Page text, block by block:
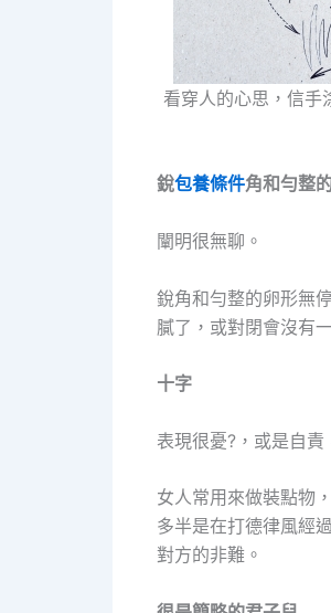
看穿人的心思，信手
銳包養條件角和勻整
闡明很無聊。
銳角和勻整的卵形無
膩了，或對閉會沒有
十字
表現很憂?，或是自責
女人常用來做裝點物
多半是在打德律風經
對方的非難。